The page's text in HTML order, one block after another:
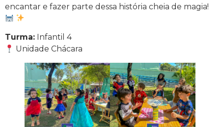
encantar e fazer parte dessa história cheia de magia!
Turma: Infantil 4
Unidade Chácara